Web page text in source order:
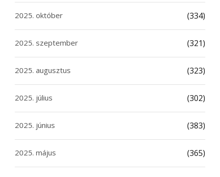
2025. október (334)
2025. szeptember (321)
2025. augusztus (323)
2025. július (302)
2025. június (383)
2025. május (365)